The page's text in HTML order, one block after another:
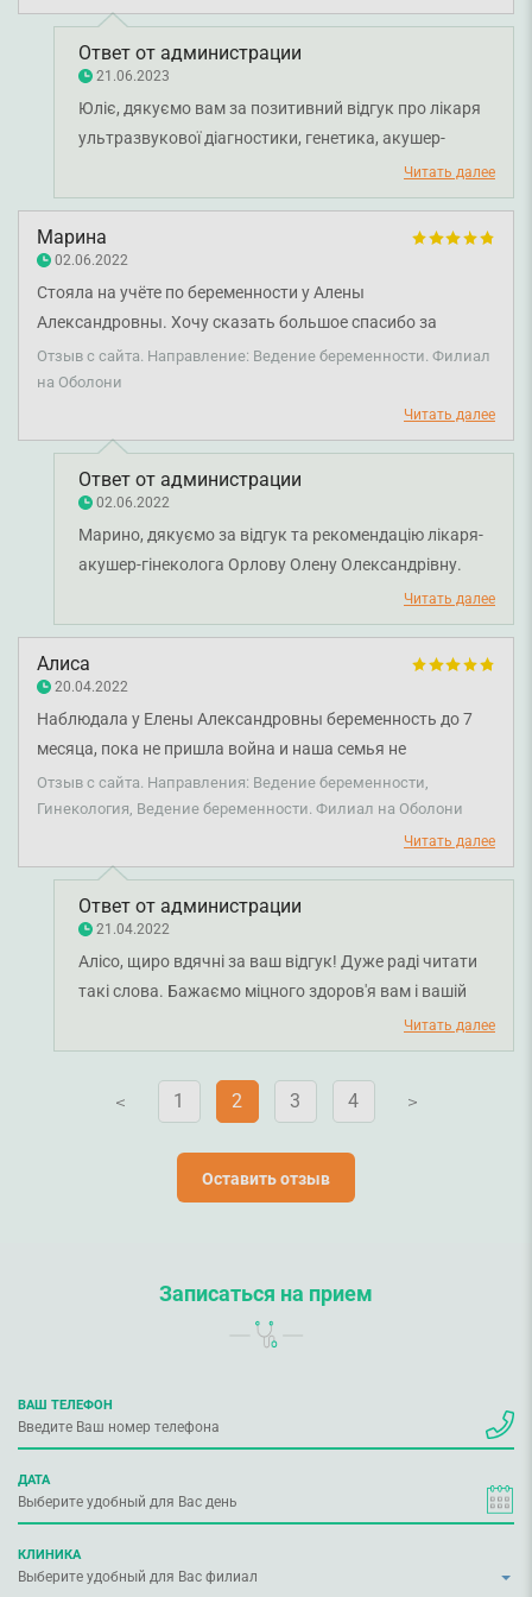
Ответ от администрации
21.06.2023
Юліє, дякуємо вам за позитивний відгук про лікаря
ультразвукової діагностики, генетика, акушер-
гінеколога Радченко Анну Євгенівну. Бажаємо вам
міцного здоров'я та всього найкращого!
Читать далее
Марина
02.06.2022
Стояла на учёте по беременности у Алены
Александровны. Хочу сказать большое спасибо за
ведение. Очень внимательный врач и приятный человек.
Доброжелательная и успокаивающая, что как раз
необходимо девочкам в положении:) Всегда была на
связи, когда были вопросы. Однозначно рекомендую!
Отзыв с сайта. Направление: Ведение беременности. Филиал
на Оболони
Читать далее
Ответ от администрации
02.06.2022
Марино, дякуємо за відгук та рекомендацію лікаря-
акушер-гінеколога Орлову Олену Олександрівну.
Читать далее
Алиса
20.04.2022
Наблюдала у Елены Александровны беременность до 7
месяца, пока не пришла война и наша семья не
вынуждена была уехать за границу. 18 апреля родила
девочку, все прошло хорошо! Хочу выразить
благодарность своему врачу, что очень внимательно
вела мою беременность и давала ценные советы. Я очень
довольна нашим сотрудничеством. Всего вам самого
наилучшего и мирного неба над головой нам всем!☀️
Отзыв с сайта. Направления: Ведение беременности,
Гинекология, Ведение беременности. Филиал на Оболони
Читать далее
Ответ от администрации
21.04.2022
Алісо, щиро вдячні за ваш відгук! Дуже раді читати
такі слова. Бажаємо міцного здоров'я вам і вашій
Читать далее
V 1 2 3 4 V
Оставить отзыв
Записаться на прием
ВАШ ТЕЛЕФОН
ДАТА
КЛИНИКА